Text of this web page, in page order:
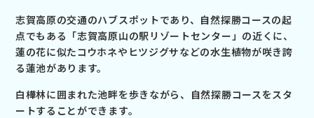
志賀高原の交通のハブスポットであり、自然探勝コースの起
点でもある「志賀高原山の駅リゾートセンター」の近くに、
蓮の花に似たコウホネやヒツジグサなどの水生植物が咲き誇
る蓮池があります。
白樺林に囲まれた池畔を歩きながら、自然探勝コースをスタ
ートすることができます。